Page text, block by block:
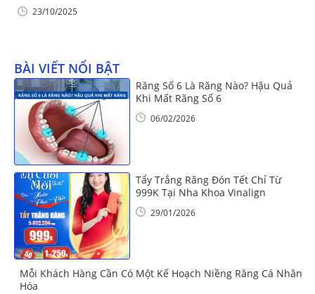
23/10/2025
BÀI VIẾT NỔI BẬT
Răng Số 6 Là Răng Nào? Hậu Quả
Khi Mất Răng Số 6
06/02/2026
Tẩy Trắng Răng Đón Tết Chỉ Từ
999K Tại Nha Khoa Vinalign
29/01/2026
Mỗi Khách Hàng Cần Có Một Kế Hoạch Niềng Răng Cá Nhân
Hóa